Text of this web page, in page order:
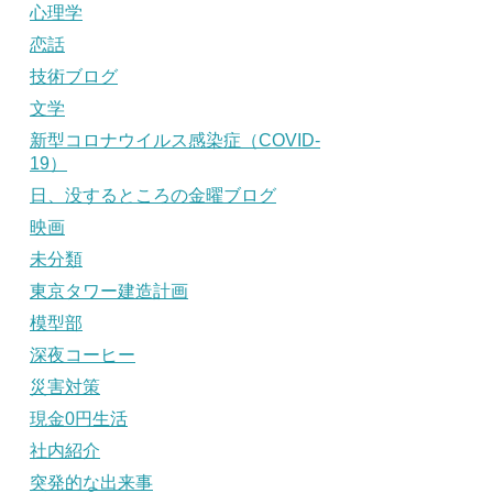
心理学
恋話
技術ブログ
文学
新型コロナウイルス感染症（COVID-
19）
日、没するところの金曜ブログ
映画
未分類
東京タワー建造計画
模型部
深夜コーヒー
災害対策
現金0円生活
社内紹介
突発的な出来事